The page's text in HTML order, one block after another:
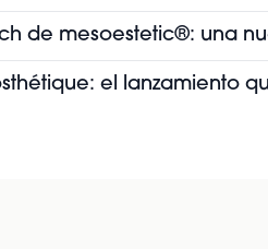
de mesoestetic®: una
el lanzamiento